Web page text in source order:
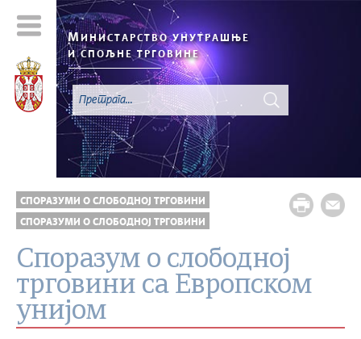
М ИНИСТАРСТВО УНУТРАШЊЕ
И СПОЉНЕ ТРГОВИНЕ
СПОРАЗУМИ О СЛОБОДНОЈ ТРГОВИНИ
СПОРАЗУМИ О СЛОБОДНОЈ ТРГОВИНИ
Споразум о слободној
трговини са Европском
унијом